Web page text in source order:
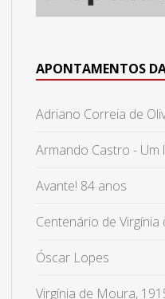
APONTAMENTOS
Adriano Correia de
Armando Castro -
Avante! 84 anos
Centenário de
Óscar Lopes
Virgínia de Moura,